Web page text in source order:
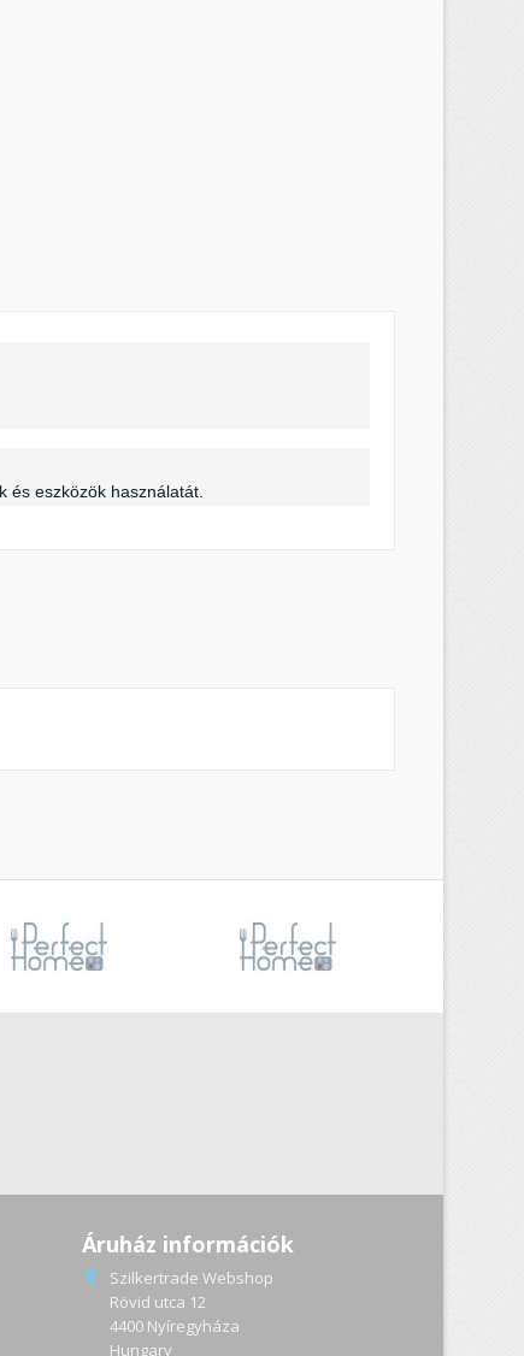
és eszközök használatát.
Áruház információk

Szilkertrade Webshop
Rövid utca 12
4400 Nyíregyháza
Hungary